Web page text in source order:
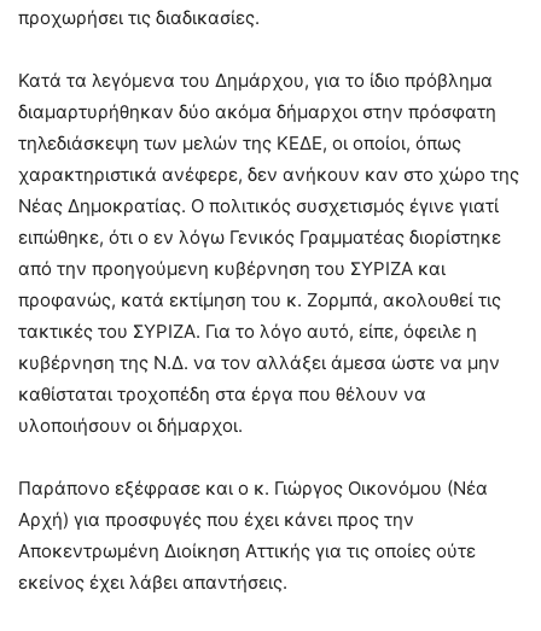
προχωρήσει τις διαδικασίες.
Κατά τα λεγόμενα του Δημάρχου, για το ίδιο πρόβλημα
διαμαρτυρήθηκαν δύο ακόμα δήμαρχοι στην πρόσφατη
τηλεδιάσκεψη των μελών της ΚΕΔΕ, οι οποίοι, όπως
χαρακτηριστικά ανέφερε, δεν ανήκουν καν στο χώρο της
Νέας Δημοκρατίας. Ο πολιτικός συσχετισμός έγινε γιατί
ειπώθηκε, ότι ο εν λόγω Γενικός Γραμματέας διορίστηκε
από την προηγούμενη κυβέρνηση του ΣΥΡΙΖΑ και
προφανώς, κατά εκτίμηση του κ. Ζορμπά, ακολουθεί τις
τακτικές του ΣΥΡΙΖΑ. Για το λόγο αυτό, είπε, όφειλε η
κυβέρνηση της Ν.Δ. να τον αλλάξει άμεσα ώστε να μην
καθίσταται τροχοπέδη στα έργα που θέλουν να
υλοποιήσουν οι δήμαρχοι.
Παράπονο εξέφρασε και ο κ. Γιώργος Οικονόμου (Νέα
Αρχή) για προσφυγές που έχει κάνει προς την
Αποκεντρωμένη Διοίκηση Αττικής για τις οποίες ούτε
εκείνος έχει λάβει απαντήσεις.